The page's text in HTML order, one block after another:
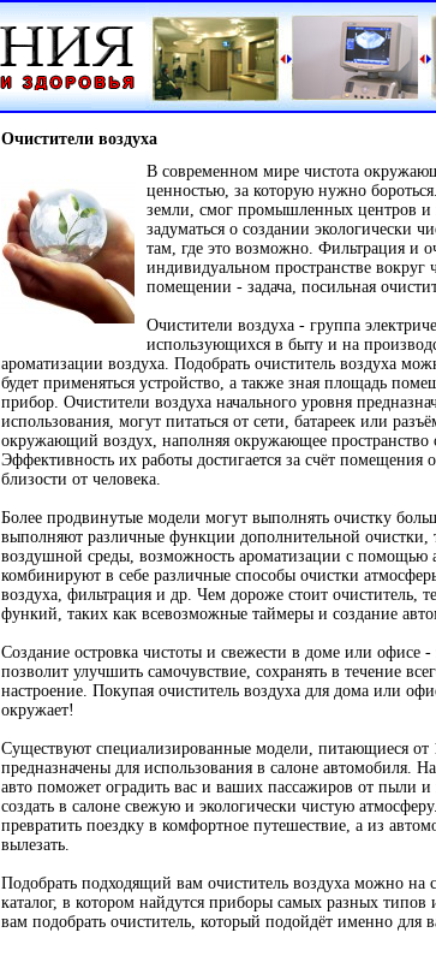
Очистители воздуха
В современном мире чистота
ценностью, за которую нужно
земли, смог промышленных центров и
задуматься о создании экологически
там, где это возможно. Фильтрация и
индивидуальном пространстве вокруг
помещении - задача, посильная
Очистители воздуха - группа
использующихся в быту и на
ароматизации воздуха. Подобрать очиститель воздуха
будет применяться устройство, а также зная площадь
прибор. Очистители воздуха начального уровня
использования, могут питаться от сети, батареек или
окружающий воздух, наполняя окружающее пространство
Эффективность их работы достигается за счёт помещения
близости от человека.
Более продвинутые модели могут выполнять очистку
выполняют различные функции дополнительной очистки,
воздушной среды, возможность ароматизации с помощью
комбинируют в себе различные способы очистки
воздуха, фильтрация и др. Чем дороже стоит очиститель,
функий, таких как всевозможные таймеры и создание
Создание островка чистоты и свежести в доме или офисе -
позволит улучшить самочувствие, сохранять в течение
настроение. Покупая очиститель воздуха для дома или
окружает!
Существуют специализированные модели, питающиеся от
предназначены для использования в салоне автомобиля.
авто поможет оградить вас и ваших пассажиров от пыли
создать в салоне свежую и экологически чистую
превратить поездку в комфортное путешествие, а из
вылезать.
Подобрать подходящий вам очиститель воздуха можно на
каталог, в котором найдутся приборы самых разных
вам подобрать очиститель, который подойдёт именно для